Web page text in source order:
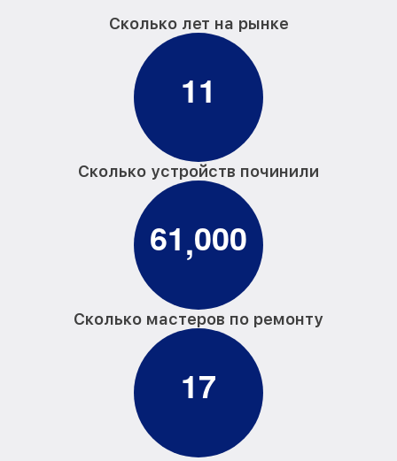
Сколько лет на рынке
11
Сколько устройств починили
61,000
Сколько мастеров по ремонту
17